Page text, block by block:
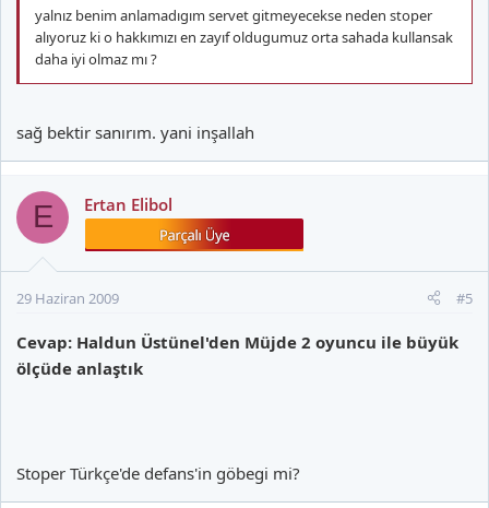
yalnız benim anlamadıgım servet gitmeyecekse neden stoper
alıyoruz ki o hakkımızı en zayıf oldugumuz orta sahada kullansak
daha iyi olmaz mı ?
sağ bektir sanırım. yani inşallah
E Ertan Elibol
29 Haziran 2009 #5
Cevap: Haldun Üstünel'den Müjde 2 oyuncu ile büyük
ölçüde anlaştık
Stoper Türkçe'de defans'in göbegi mi?